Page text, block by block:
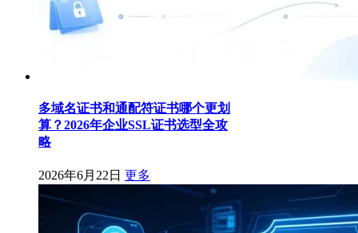
多域名证书和通配符证书哪个更划
算？2026年企业SSL证书选型全攻
略
2026年6月22日 更多